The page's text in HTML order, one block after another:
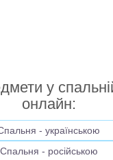
у
онлайн:
- українською
Спальня - російською